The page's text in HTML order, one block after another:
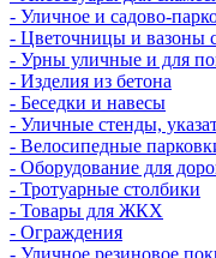
- Уличное и садово-
- Цветочницы и вазоны
- Урны уличные и для
- Изделия из бетона
- Беседки и навесы
- Уличные стенды,
- Велосипедные
- Оборудование для
- Тротуарные столбики
- Товары для ЖКХ
- Ограждения
- Уличное резиновое